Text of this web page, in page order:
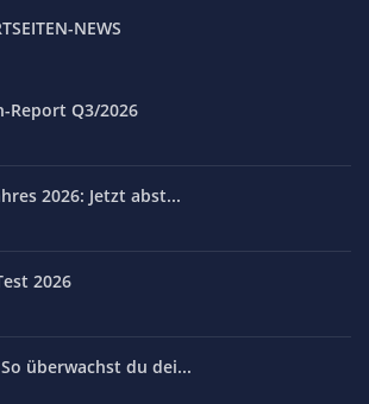
NEWS
Report Q3/2026
2026: Jetzt abst...
2026
überwachst du dei...